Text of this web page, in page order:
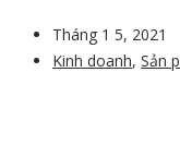
Tháng 1 5, 2021
Kinh doanh, Sản